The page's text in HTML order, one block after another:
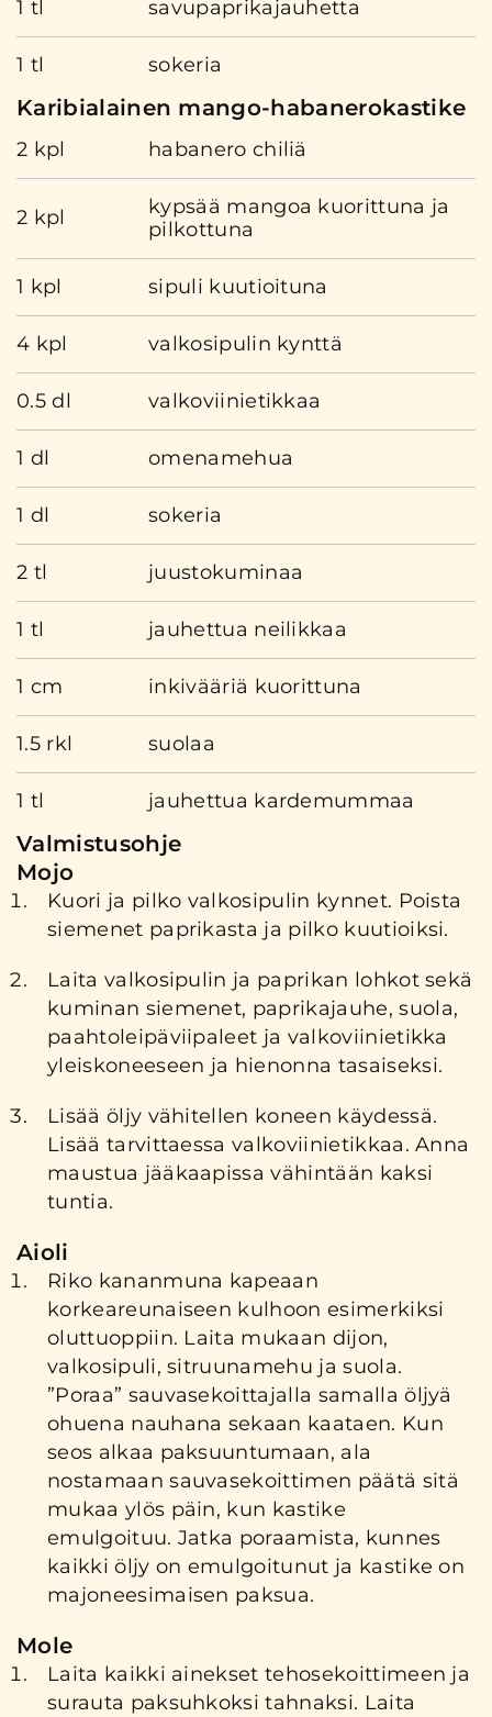
1 tl savupaprikajauhetta
1 tl sokeria
Karibialainen mango-habanerokastike
2 kpl habanero chiliä
2 kpl
kypsää mangoa kuorittuna ja
pilkottuna
1 kpl sipuli kuutioituna
4 kpl valkosipulin kynttä
0.5 dl valkoviinietikkaa
1 dl omenamehua
1 dl sokeria
2 tl juustokuminaa
1 tl jauhettua neilikkaa
1 cm inkivääriä kuorittuna
1.5 rkl suolaa
1 tl jauhettua kardemummaa
Valmistusohje
Mojo
Kuori ja pilko valkosipulin kynnet. Poista
siemenet paprikasta ja pilko kuutioiksi.
Laita valkosipulin ja paprikan lohkot sekä
kuminan siemenet, paprikajauhe, suola,
paahtoleipäviipaleet ja valkoviinietikka
yleiskoneeseen ja hienonna tasaiseksi.
Lisää öljy vähitellen koneen käydessä.
Lisää tarvittaessa valkoviinietikkaa. Anna
maustua jääkaapissa vähintään kaksi
tuntia.
Aioli
Riko kananmuna kapeaan
korkeareunaiseen kulhoon esimerkiksi
oluttuoppiin. Laita mukaan dijon,
valkosipuli, sitruunamehu ja suola.
”Poraa” sauvasekoittajalla samalla öljyä
ohuena nauhana sekaan kaataen. Kun
seos alkaa paksuuntumaan, ala
nostamaan sauvasekoittimen päätä sitä
mukaa ylös päin, kun kastike
emulgoituu. Jatka poraamista, kunnes
kaikki öljy on emulgoitunut ja kastike on
majoneesimaisen paksua.
Mole
Laita kaikki ainekset tehosekoittimeen ja
surauta paksuhkoksi tahnaksi. Laita